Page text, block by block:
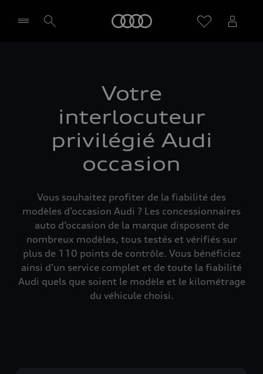
Votre
interlocuteur
privilégié Audi
occasion
Vous souhaitez profiter de la fiabilité des
modèles d’occasion Audi ? Les concessionnaires
auto d’occasion de la marque disposent de
nombreux modèles, tous testés et vérifiés sur
plus de 110 points de contrôle. Vous bénéficiez
ainsi d’un service complet et de toute la fiabilité
Audi quels que soient le modèle et le kilométrage
du véhicule choisi.